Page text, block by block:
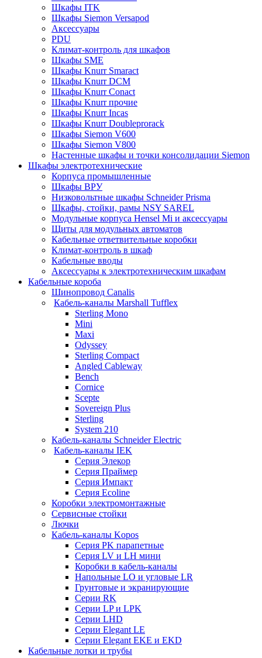
Шкафы ITK
Шкафы Siemon Versapod
Аксессуары
PDU
Климат-контроль для шкафов
Шкафы SME
Шкафы Knurr Smaract
Шкафы Knurr DCM
Шкафы Knurr Conact
Шкафы Knurr прочие
Шкафы Knurr Incas
Шкафы Knurr Doubleprorack
Шкафы Siemon V600
Шкафы Siemon V800
Настенные шкафы и точки консолидации Siemon
Шкафы электротехнические
Корпуса промышленные
Шкафы ВРУ
Низковольтные шкафы Schneider Prisma
Шкафы, стойки, рамы NSY SAREL
Модульные корпуса Hensel Mi и аксессуары
Щиты для модульных автоматов
Кабельные ответвительные коробки
Климат-контроль в шкаф
Кабельные вводы
Аксессуары к электротехническим шкафам
Кабельные короба
Шинопровод Canalis
Кабель-каналы Marshall Tufflex
Sterling Mono
Mini
Maxi
Odyssey
Sterling Compact
Angled Cableway
Bench
Cornice
Scepte
Sovereign Plus
Sterling
System 210
Кабель-каналы Schneider Electric
Кабель-каналы IEK
Серия Элекор
Серия Праймер
Серия Импакт
Серия Ecoline
Коробки электромонтажные
Сервисные стойки
Лючки
Кабель-каналы Kopos
Серия PK парапетные
Серия LV и LH мини
Коробки в кабель-каналы
Напольные LO и угловые LR
Грунтовые и экранирующие
Серии RK
Серии LP и LPK
Серии LHD
Серии Elegant LE
Серии Elegant EKE и EKD
Кабельные лотки и трубы